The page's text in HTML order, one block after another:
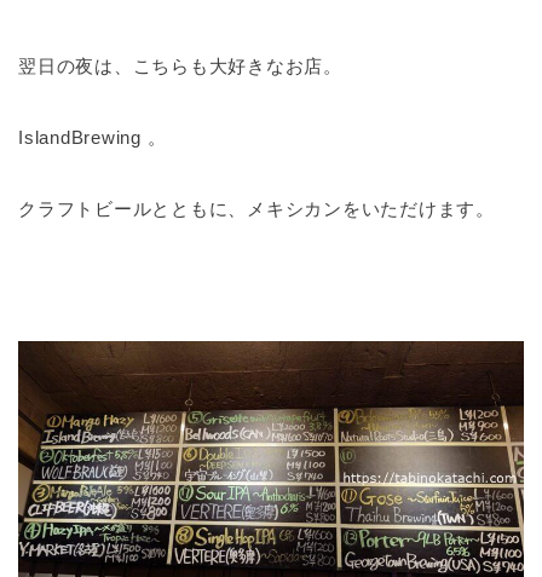
翌日の夜は、こちらも大好きなお店。
IslandBrewing 。
クラフトビールとともに、メキシカンをいただけます。